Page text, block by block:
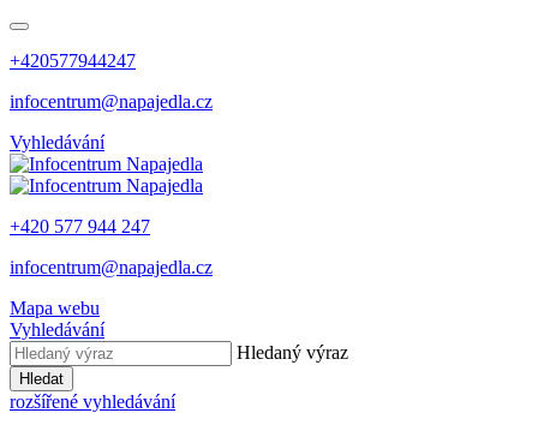
+420577944247
infocentrum@napajedla.cz
Vyhledávání
+420 577 944 247
infocentrum@napajedla.cz
Mapa webu
Vyhledávání
Hledaný výraz
Hledat
rozšířené vyhledávání